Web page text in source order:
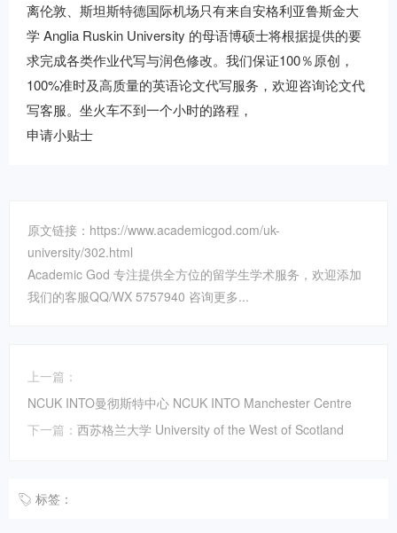
离伦敦、斯坦斯特德国际机场只有来自安格利亚鲁斯金大
学 Anglia Ruskin University 的母语博硕士将根据提供的要
求完成各类作业代写与润色修改。我们保证100％原创，
100%准时及高质量的英语论文代写服务，欢迎咨询论文代
写客服。坐火车不到一个小时的路程，
申请小贴士
原文链接：https://www.academicgod.com/uk-
university/302.html
Academic God 专注提供全方位的留学生学术服务，欢迎添加
我们的客服QQ/WX 5757940 咨询更多...
上一篇：
NCUK INTO曼彻斯特中心 NCUK INTO Manchester Centre
下一篇： 西苏格兰大学 University of the West of Scotland
标签：